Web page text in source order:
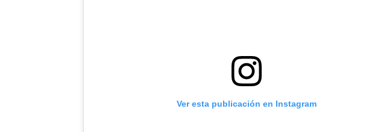
Ver esta publicación en Instagram